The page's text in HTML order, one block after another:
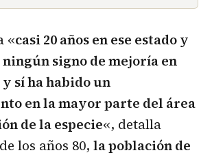
«casi 20 años en ese estado y
ningún signo de mejoría en
sí ha habido un
en la mayor parte del área
de la especie«, detalla
los años 80, la población de